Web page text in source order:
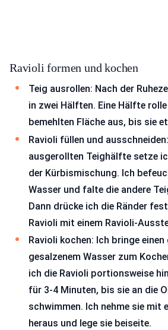
Ravioli formen und kochen
Teig ausrollen: Nach der
in zwei Hälften. Eine Hälfte
bemehlten Fläche aus, bis sie
Ravioli füllen und
ausgerollten Teighälfte setze
der Kürbismischung. Ich
Wasser und falte die andere
Dann drücke ich die Ränder
Ravioli mit einem Ravioli-
Ravioli kochen: Ich bringe
gesalzenem Wasser zum
ich die Ravioli portionsweise
für 3-4 Minuten, bis sie an die
schwimmen. Ich nehme sie mit
heraus und lege sie beiseite.